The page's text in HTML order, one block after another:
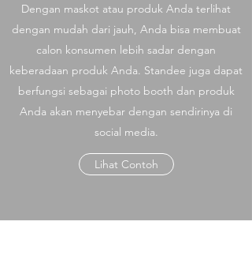
Dengan maskot atau produk Anda terlihat
dengan mudah dari jauh, Anda bisa membuat
calon konsumen lebih sadar dengan
keberadaan produk Anda. Standee juga dapat
berfungsi sebagai photo booth dan produk
Anda akan menyebar dengan sendirinya di
social media.
Lihat Contoh